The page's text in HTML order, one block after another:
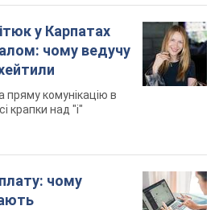
у Карпатах
чому ведучу
комунікацію в
крапки над "і"
чому